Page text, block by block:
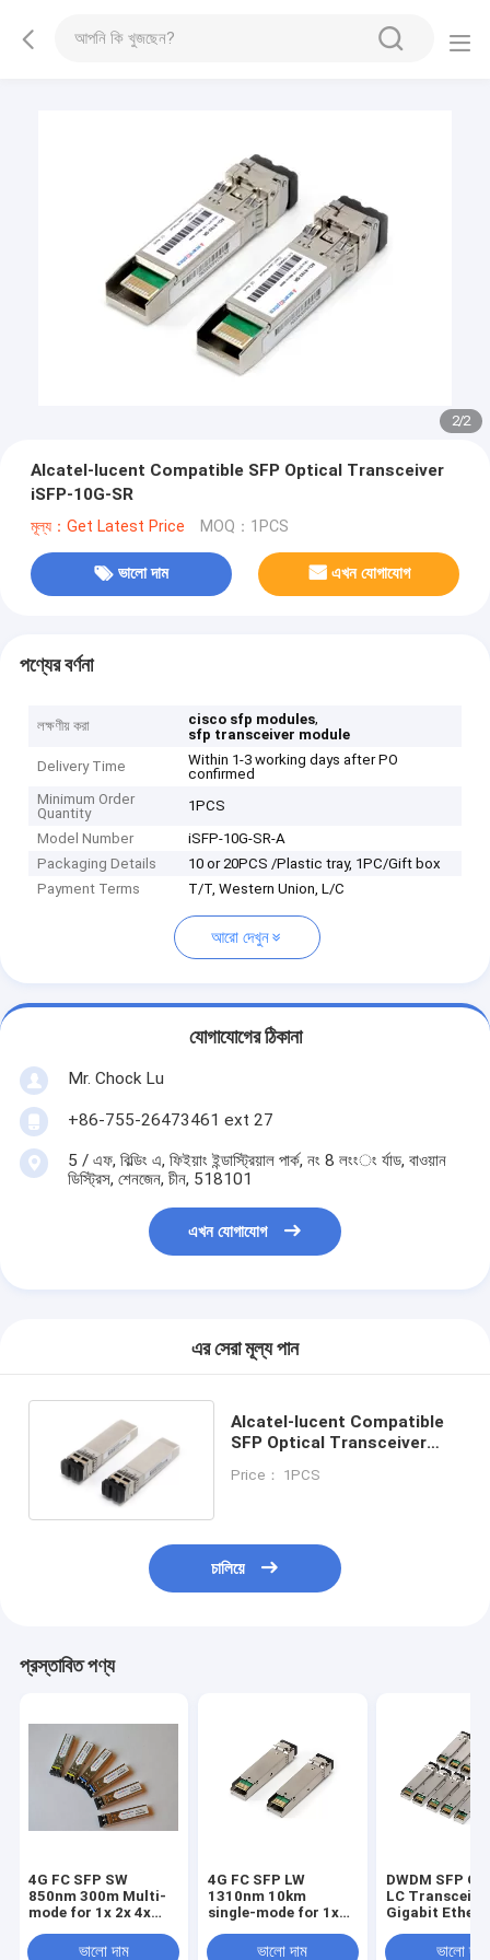
1/2
Alcatel-lucent Compatible SFP Optical Transceiver
iSFP-10G-SR
মূল্য：Get Latest Price MOQ：1PCS
ভালো দাম এখন যোগাযোগ
পণ্যের বর্ণনা
লক্ষণীয় করা cisco sfp modules,
sfp transceiver module
Delivery Time
Within 1-3 working days after PO
confirmed
Minimum Order
Quantity
1PCS
Model Number
iSFP-10G-SR-A
Packaging Details
10 or 20PCS /Plastic tray, 1PC/Gift box
Payment Terms
T/T, Western Union, L/C
আরো দেখুন
যোগাযোগের ঠিকানা
Mr. Chock Lu
+86-755-26473461 ext 27
5 / এফ, বিল্ডিং এ, ফিইয়াং ইন্ডাস্ট্রিয়াল পার্ক, নং 8 লংংং র্যাড, বাওয়ান
ডিস্ট্রিস, শেনজেন, চীন, 518101
এখন যোগাযোগ
এর সেরা মূল্য পান
Alcatel-lucent Compatible
SFP Optical Transceiver
Price： 1PCS
চালিয়ে
প্রস্তাবিত পণ্য
4G FC SFP SW
850nm 300m Multi-
mode for 1x 2x 4x
ভালো দাম
4G FC SFP LW
1310nm 10km
single-mode for 1x
ভালো দাম
DWDM SFP
LC
Gigabit
1561.42nm
ভালো দাম